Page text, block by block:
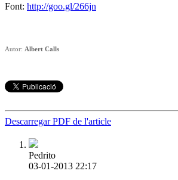
Font: http://goo.gl/266jn
Autor: Albert Calls
Descarregar PDF de l'article
Pedrito
03-01-2013 22:17